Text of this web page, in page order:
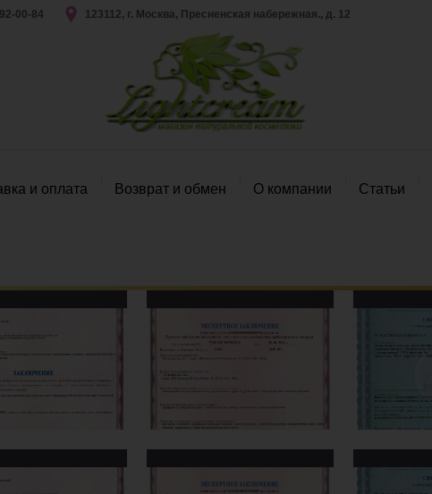
00-84 123112, г. Москва, Пресненская набережная., д. 12
и оплата Возврат и обмен О компании Статьи